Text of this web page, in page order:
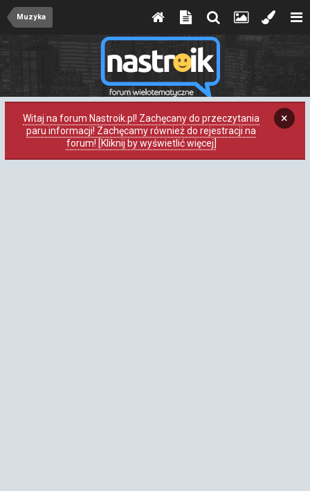
Muzyka
Witaj na forum Nastroik.pl! Zachęcany do przeczytania
paru informacji! Zachęcamy również do rejestracji na
forum! [Kliknij by wyświetlić więcej]
×